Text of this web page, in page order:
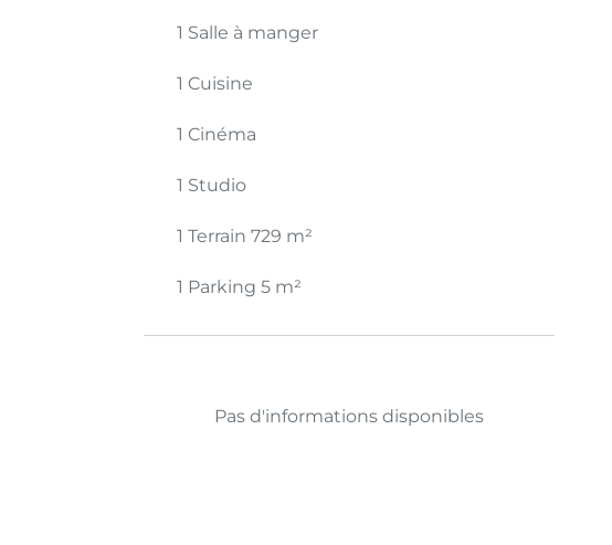
1 Salle à manger
1 Cuisine
1 Cinéma
1 Studio
1 Terrain 729 m²
1 Parking 5 m²
Pas d'informations disponibles